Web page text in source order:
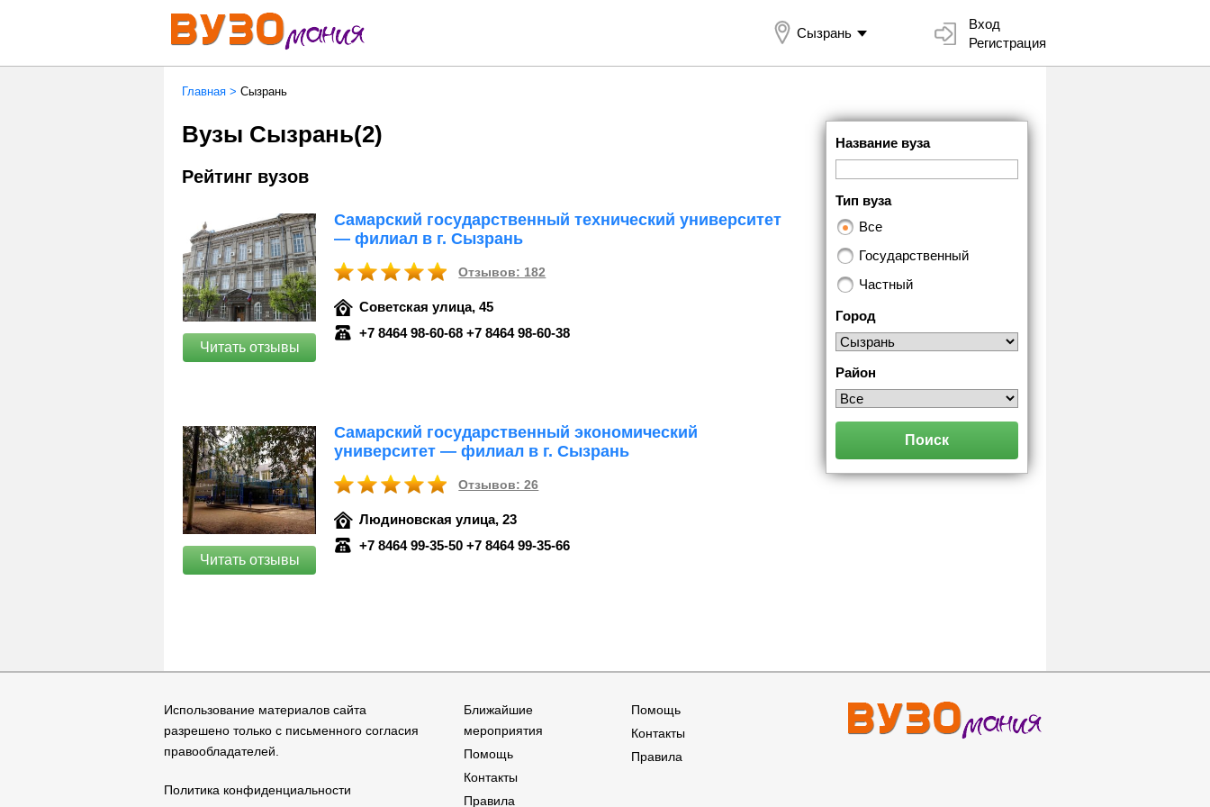
Сызрань
Вход
Регистрация
Главная > Сызрань
Вузы Сызрань(2)
Рейтинг вузов
Читать отзывы
Самарский государственный технический университет
— филиал в г. Сызрань
Отзывов: 182
Советская улица, 45
+7 8464 98‑60-68 +7 8464 98‑60-38
Читать отзывы
Самарский государственный экономический
университет — филиал в г. Сызрань
Отзывов: 26
Людиновская улица, 23
+7 8464 99‑35-50 +7 8464 99‑35-66
Название вуза
Тип вуза
Все
Государственный
Частный
Город
Район
Поиск
Использование материалов сайта
разрешено только с письменного согласия
правообладателей.
Политика конфиденциальности
Ближайшие
мероприятия
Помощь
Контакты
Правила
Помощь
Контакты
Правила